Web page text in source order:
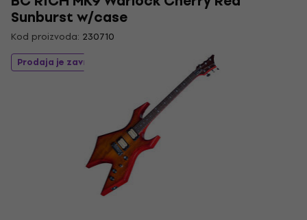
Sunburst w/case
Kod proizvoda: 230710
Prodaja je završena